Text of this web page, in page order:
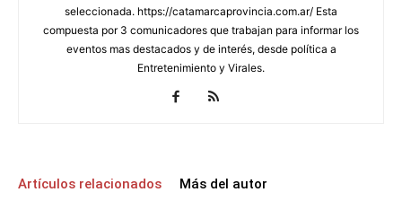
seleccionada. https://catamarcaprovincia.com.ar/ Esta
compuesta por 3 comunicadores que trabajan para informar los
eventos mas destacados y de interés, desde política a
Entretenimiento y Virales.
Artículos relacionados Más del autor